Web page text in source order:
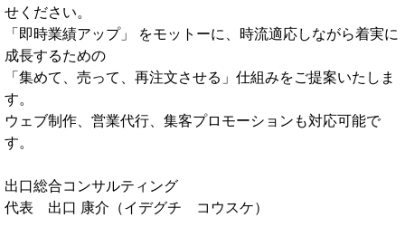
せください。
「即時業績アップ」 をモットーに、時流適応しながら着実に
成長するための
「集めて、売って、再注文させる」仕組みをご提案いたしま
す。
ウェブ制作、営業代行、集客プロモーションも対応可能で
す。
出口総合コンサルティング
代表 出口 康介（イデグチ コウスケ）